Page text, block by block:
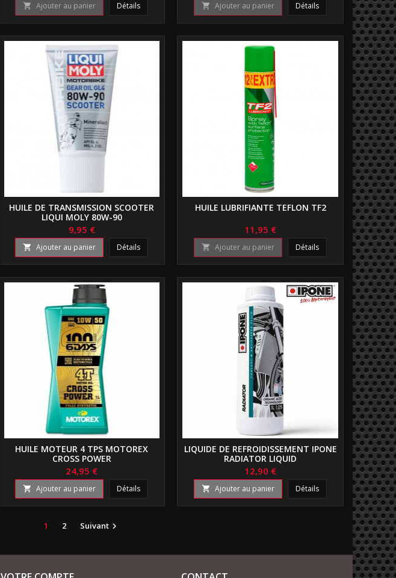
 Ajouter au panier Détails  Ajouter au panier Détails
HUILE DE TRANSMISSION SCOOTER
LIQUI MOLY 80W-90
9,95 €
 Ajouter au panier Détails
HUILE LUBRIFIANTE TEFLON TF2
11,95 €
 Ajouter au panier Détails
HUILE MOTEUR 4 TPS MOTOREX
CROSS POWER
24,95 €
 Ajouter au panier Détails
LIQUIDE DE REFROIDISSEMENT IPONE
RADIATOR LIQUID
12,90 €
 Ajouter au panier Détails
1 2 Suivant 